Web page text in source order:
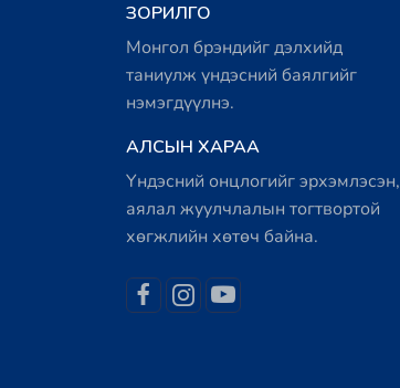
ЗОРИЛГО
Монгол брэндийг дэлхийд
таниулж үндэсний баялгийг
нэмэгдүүлнэ.
АЛСЫН ХАРАА
Үндэсний онцлогийг эрхэмлэсэн,
аялал жуулчлалын тогтвортой
хөгжлийн хөтөч байна.